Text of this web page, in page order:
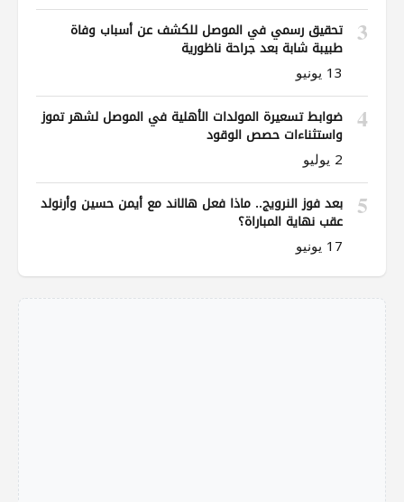
3 تحقيق رسمي في الموصل للكشف عن أسباب وفاة
طبيبة شابة بعد جراحة ناظورية
13 يونيو
4 ضوابط تسعيرة المولدات الأهلية في الموصل لشهر تموز
واستثناءات حصص الوقود
2 يوليو
5 بعد فوز النرويج.. ماذا فعل هالاند مع أيمن حسين وأرنولد
عقب نهاية المباراة؟
17 يونيو